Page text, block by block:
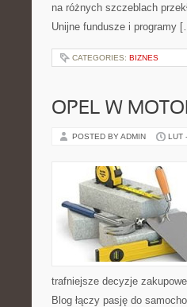
na różnych szczeblach
Unijne fundusze i programy
CATEGORIES: BIZNES
OPEL W
POSTED BY ADMIN LUT
trafniejsze decyzje
Blog łączy pasję do